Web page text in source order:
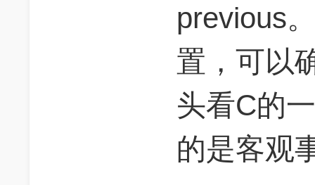
previous
置，可以
头看C的
的是客观